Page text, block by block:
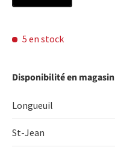
5 en stock
Disponibilité en magasin
Longueuil
St-Jean